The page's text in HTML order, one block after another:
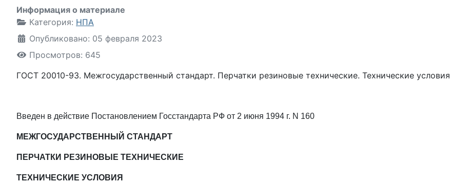
Информация о материале
Категория: НПА
Опубликовано: 05 февраля 2023
Просмотров: 645
ГОСТ 20010-93. Межгосударственный стандарт. Перчатки резиновые технические. Технические условия
Введен в действие Постановлением Госстандарта РФ от 2 июня 1994 г. N 160
МЕЖГОСУДАРСТВЕННЫЙ СТАНДАРТ
ПЕРЧАТКИ РЕЗИНОВЫЕ ТЕХНИЧЕСКИЕ
ТЕХНИЧЕСКИЕ УСЛОВИЯ